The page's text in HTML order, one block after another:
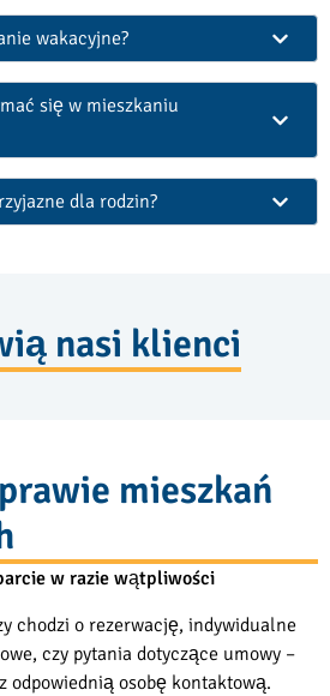
wakacyjne?
się w mieszkaniu
dla rodzin?
nasi klienci
mieszkań
w razie wątpliwości
chodzi o rezerwację, indywidualne
czy pytania dotyczące umowy –
odpowiednią osobę kontaktową.